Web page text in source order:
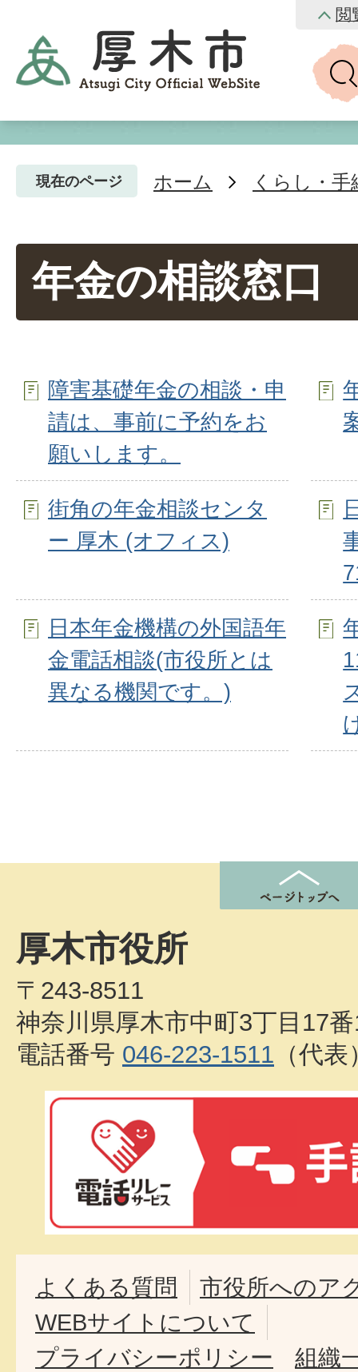
閲
現在のページ ホーム くらし・手
年金の相談窓口
障害基礎年金の相談・申
請は、事前に予約をお
願いします。
街角の年金相談センタ
ー 厚木 (オフィス)
日本年金機構の外国語年
金電話相談(市役所とは
異なる機関です。)
厚木市役所
〒243-8511
神奈川県厚木市中町3丁目17
電話番号 046-223-1511 （代表
よくある質問
市役所へのア
WEBサイトについて
プライバシーポリシー
組織